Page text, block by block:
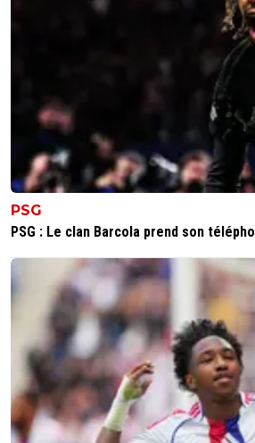
PSG
PSG : Le clan Barcola prend son